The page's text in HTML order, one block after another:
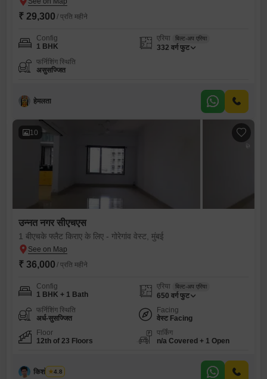
₹ 29,300 / प्रति महीने
Config
1 BHK
एरिया बिल्ट-अप एरिया
332 वर्ग फुट
फर्निशिंग स्थिति
असुसज्जित
हेमलता
10
उन्नत नगर सीएचएस
1 बीएचके फ्लैट किराए के लिए - गोरेगांव वेस्ट, मुंबई
₹ 36,000 / प्रति महीने
Config
1 BHK + 1 Bath
एरिया बिल्ट-अप एरिया
650 वर्ग फुट
फर्निशिंग स्थिति
अर्ध-सुसज्जित
Facing
वेस्ट Facing
Floor
12th of 23 Floors
पार्किंग
n/a Covered + 1 Open
किशोर थोंबरे
4.8